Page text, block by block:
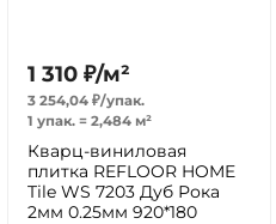
1 310 ₽/м²
3 254,04 ₽/упак.
1 упак. = 2,484 м²
Кварц-виниловая
плитка REFLOOR HOME
Tile WS 7203 Дуб Рока
2мм 0.25мм 920*180